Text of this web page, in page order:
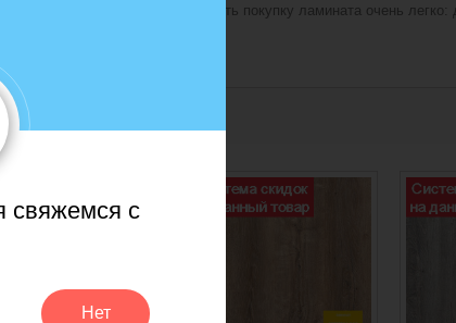
свяжемся с
Нет
опытного персонала. Оформить покупку ламината очень легко: